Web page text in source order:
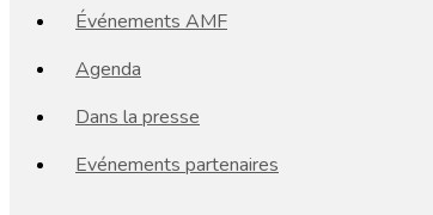
Événements AMF
Agenda
Dans la presse
Evénements partenaires